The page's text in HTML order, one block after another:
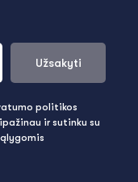
Užsakyti
politikos
ir sutinku su